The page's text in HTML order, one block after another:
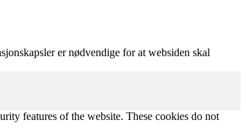
er nødvendige for at websiden skal
features of the website. These cookies do not